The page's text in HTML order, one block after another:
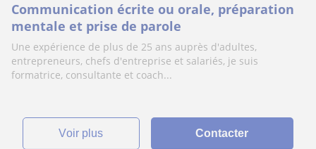
Communication écrite ou orale, préparation
mentale et prise de parole
Une expérience de plus de 25 ans auprès d'adultes,
entrepreneurs, chefs d'entreprise et salariés, je suis
formatrice, consultante et coach...
voir plus Contacter